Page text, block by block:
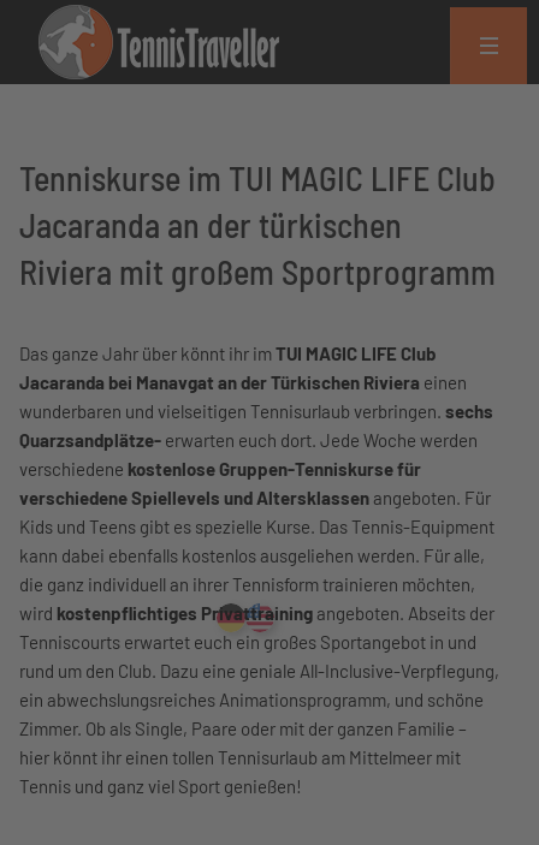
Tenniskurse im TUI MAGIC LIFE Club
Jacaranda an der türkischen
Riviera mit großem Sportprogramm
Das ganze Jahr über könnt ihr imTUI MAGIC LIFE Club
Jacaranda bei Manavgat an der Türkischen Riviera einen
wunderbaren und vielseitigen Tennisurlaub verbringen. sechs
Quarzsandplätze- erwarten euch dort. Jede Woche werden
verschiedene kostenlose Gruppen-Tenniskurse für
verschiedene Spiellevels und Altersklassen angeboten. Für
Kids und Teens gibt es spezielle Kurse. Das Tennis-Equipment
kann dabei ebenfalls kostenlos ausgeliehen werden. Für alle,
die ganz individuell an ihrer Tennisform trainieren möchten,
wird kostenpflichtiges Privattraining angeboten. Abseits der
Tenniscourts erwartet euch ein großes Sportangebot in und
rund um den Club. Dazu eine geniale All-Inclusive-Verpflegung,
ein abwechslungsreiches Animationsprogramm, und schöne
Zimmer. Ob als Single, Paare oder mit der ganzen Familie –
hier könnt ihr einen tollen Tennisurlaub am Mittelmeer mit
Tennis und ganz viel Sport genießen!